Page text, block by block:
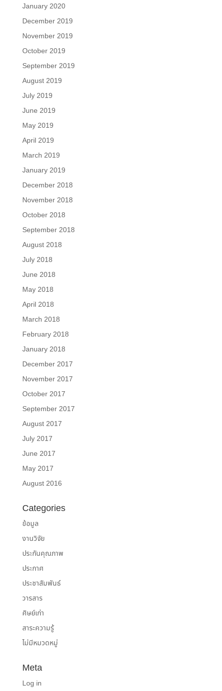
January 2020
December 2019
November 2019
October 2019
September 2019
August 2019
July 2019
June 2019
May 2019
April 2019
March 2019
January 2019
December 2018
November 2018
October 2018
September 2018
August 2018
July 2018
June 2018
May 2018
April 2018
March 2018
February 2018
January 2018
December 2017
November 2017
October 2017
September 2017
August 2017
July 2017
June 2017
May 2017
August 2016
Categories
ข้อมูล
งานวิจัย
ประกันคุณภาพ
ประกาศ
ประชาสัมพันธ์
วารสาร
ศิษย์เก่า
สาระความรู้
ไม่มีหมวดหมู่
Meta
Log in